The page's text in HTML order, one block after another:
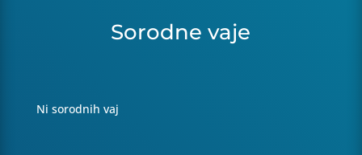
Sorodne vaje
Ni sorodnih vaj